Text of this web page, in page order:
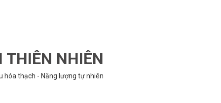
THIÊN NHIÊN
hóa thạch - Năng lượng tự nhiên